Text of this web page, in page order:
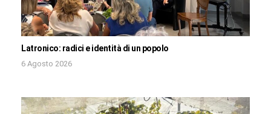
Latronico: radici e identità di un popolo
6 Agosto 2026